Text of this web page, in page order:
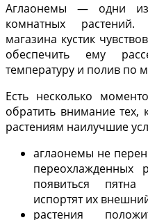
Аглаонемы — од­ни из
комнатных
магазина кус­тик
обеспечить ему
температуру и полив по
Есть несколько
обратить внимание тех,
растениям наилучшие
аглаонемы не
пере­охлажденных
появиться
испортят их
растения